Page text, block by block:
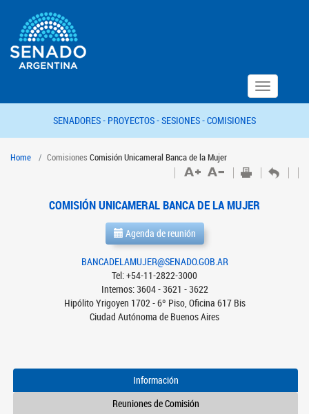
Toggle
navigation
SENADORES - PROYECTOS -SESIONES -COMISIONES
Home Comisiones Comisión Unicameral Banca de la Mujer
COMISIÓN UNICAMERAL BANCA DE LA MUJER
Agenda de reunión
BANCADELAMUJER@SENADO.GOB.AR
Tel: +54-11-2822-3000
Internos: 3604 - 3621 - 3622
Hipólito Yrigoyen 1702 - 6º Piso, Oficina 617 Bis
Ciudad Autónoma de Buenos Aires
Información
Reuniones de Comisión